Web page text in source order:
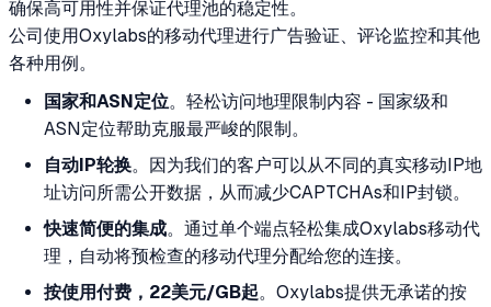
确保高可用性并保证代理池的稳定性。
公司使用Oxylabs的移动代理进行广告验证、评论监控和其他
各种用例。
国家和ASN定位。轻松访问地理限制内容 - 国家级和
ASN定位帮助克服最严峻的限制。
自动IP轮换。因为我们的客户可以从不同的真实移动IP地
址访问所需公开数据，从而减少CAPTCHAs和IP封锁。
快速简便的集成。通过单个端点轻松集成Oxylabs移动代
理，自动将预检查的移动代理分配给您的连接。
按使用付费，22美元/GB起。Oxylabs提供无承诺的按